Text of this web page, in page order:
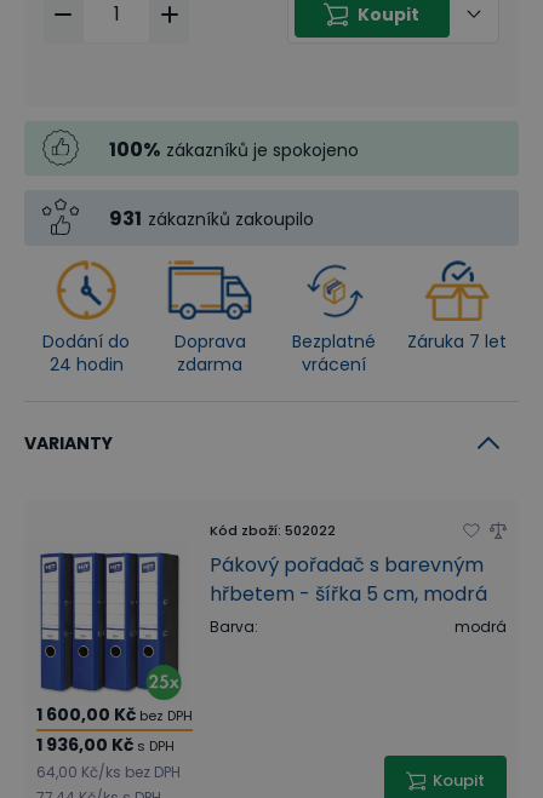
Koupit
100% zákazníků je spokojeno
931 zákazníků zakoupilo
Dodání do
24 hodin
Doprava
zdarma
Bezplatné
vrácení
Záruka 7 let
VARIANTY
Kód zboží: 502022
Pákový pořadač s barevným
hřbetem - šířka 5 cm, modrá
Barva: modrá
1 600,00 Kč bez DPH
1 936,00 Kč s DPH
64,00 Kč/ks bez DPH
Koupit